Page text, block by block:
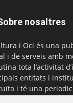
nosaltres
i Oci és una
i de serveis amb
tota l’activitat
entitats i
i té una